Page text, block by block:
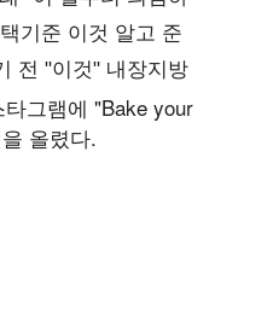
그램에 "Bake your
올렸다.